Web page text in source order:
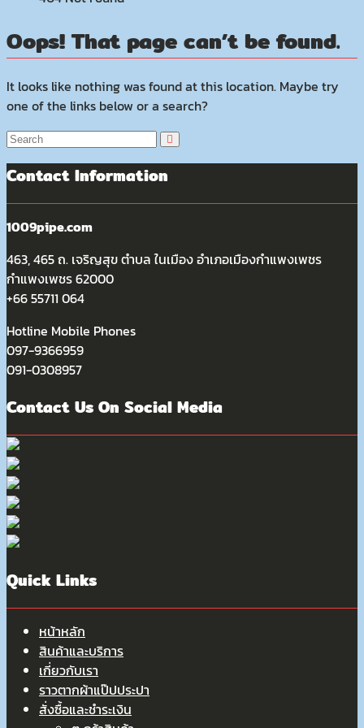
Oops! That page can’t be found.
It looks like nothing was found at this location. Maybe try
one of the links below or a search?
Contact Information
1009pipe.com
463, 465 ถ. เจริญสุข ตำบล ในเมือง อำเภอเมืองกำแพงเพชร
กำแพงเพชร 62000
+66 55711 064
Hotline Mobile Phones
097-9366959
091-0308957
Contact Us On Social Media
Quick Links
หน้าหลัก
สินค้าและบริการ
เกี่ยวกับเรา
ราวตากผ้าแป๊ปประปา
สั่งซื้อและชำระเงิน